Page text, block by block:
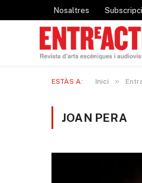
Nosaltres
ESTÀS A: Inici »
JOAN PERA